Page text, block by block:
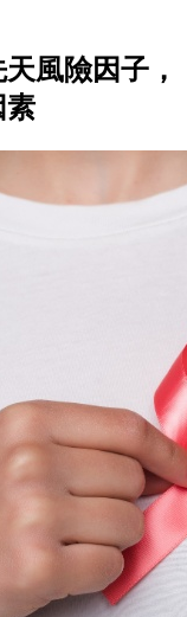
風險因子，
素